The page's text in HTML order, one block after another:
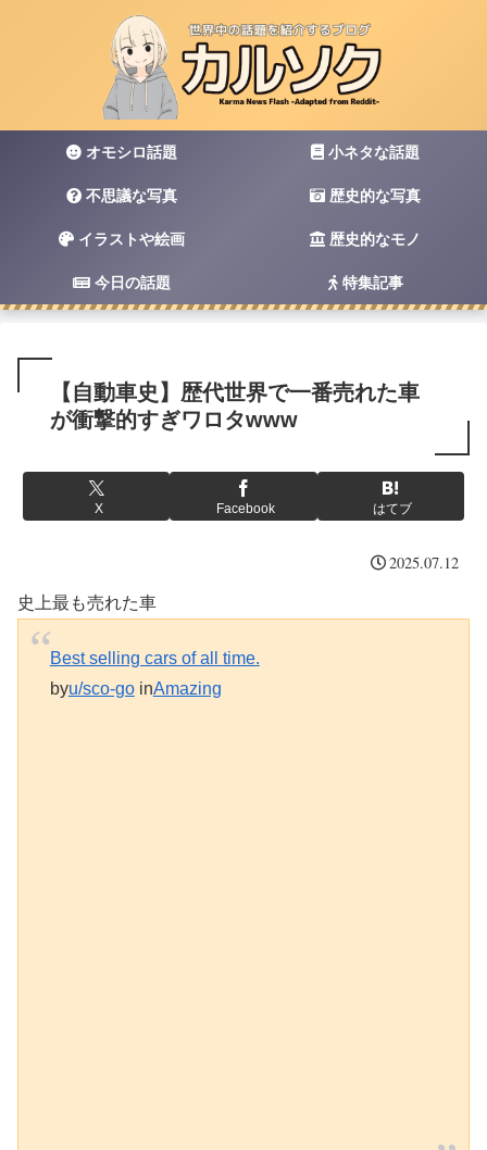
オモシロ話題 小ネタな話題
不思議な写真 歴史的な写真
イラストや絵画 歴史的なモノ
今日の話題 特集記事
【自動車史】歴代世界で一番売れた車
が衝撃的すぎワロタwww
X Facebook はてブ
2025.07.12
史上最も売れた車
Best selling cars of all time.
byu/sco-goinAmazing